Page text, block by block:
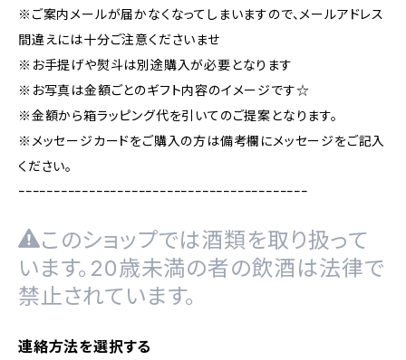
※ご案内メールが届かなくなってしまいますので、メールアドレス
間違えには十分ご注意くださいませ
※お手提げや熨斗は別途購入が必要となります
※お写真は金額ごとのギフト内容のイメージです☆
※金額から箱ラッピング代を引いてのご提案となります。
※メッセージカードをご購入の方は備考欄にメッセージをご記入
ください。
ｰｰｰｰｰｰｰｰｰｰｰｰｰｰｰｰｰｰｰｰｰｰｰｰｰｰｰｰｰｰｰｰｰｰｰｰｰｰｰｰｰ
このショップでは酒類を取り扱って
います。20歳未満の者の飲酒は法律で
禁止されています。
連絡方法を選択する